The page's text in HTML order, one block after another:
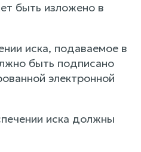
быть изложено в
иска, подаваемое в
быть подписано
электронной
иска должны